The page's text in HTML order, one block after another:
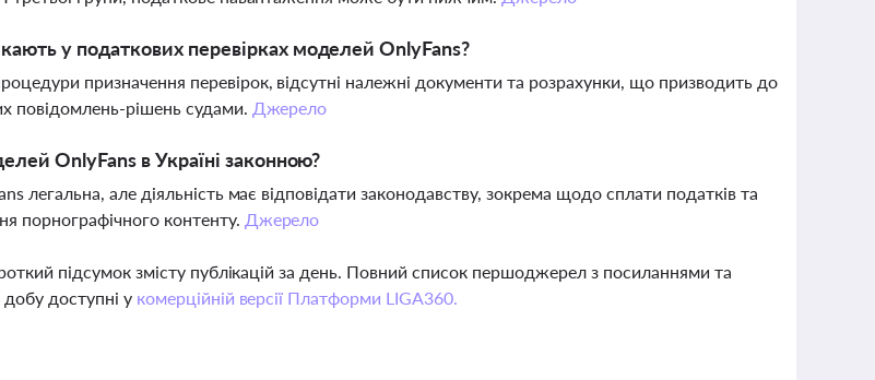
у податкових перевірках моделей OnlyFans?
призначення перевірок, відсутні належні документи та розрахунки, що призводить до
повідомлень-рішень судами. Джерело
OnlyFans в Україні законною?
легальна, але діяльність має відповідати законодавству, зокрема щодо сплати податків та
порнографічного контенту. Джерело
підсумок змісту публікацій за день. Повний список першоджерел з посиланнями та
доступні у комерційній версії Платформи LIGA360.